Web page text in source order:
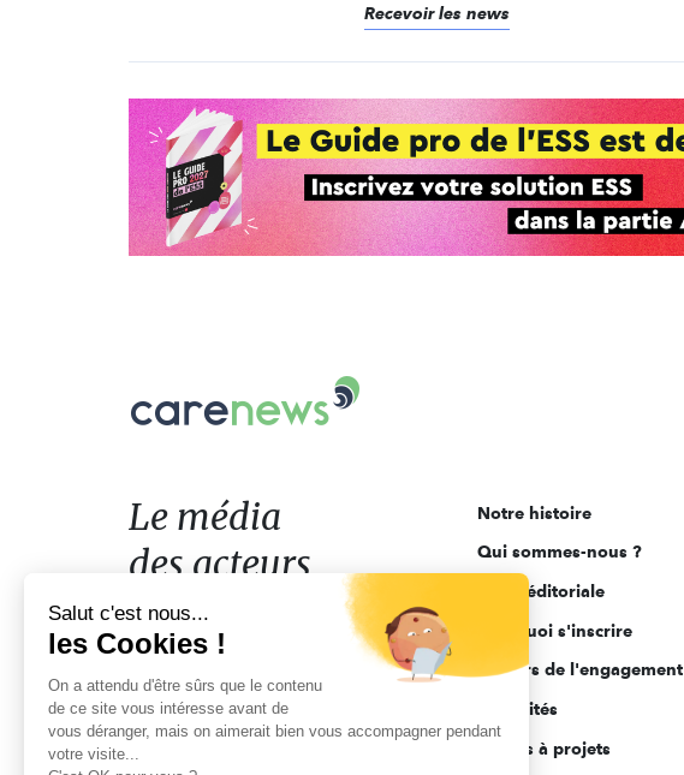
Recevoir les news
Le
acteurs
de
l'engagement
Le média
des acteurs
de l'engagement
Notre histoire
Qui sommes-nous ?
Ligne éditoriale
Pourquoi s'inscrire
Acteurs de l'engagement
Actualités
Appels à projets
Salut c'est nous...
les Cookies !
On a attendu d'être sûrs que le contenu
de ce site vous intéresse avant de
vous déranger, mais on aimerait bien vous accompagner pendant
votre visite...